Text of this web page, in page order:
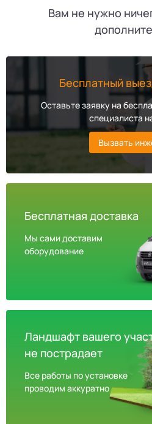
Вам не нужно
Бесплатный
Оставьте заявку на
специалиста
Вызвать
Бесплатная доставка
Мы сами доставим
оборудование
Ландшафт вашего
не пострадает
Все работы по установке
проводим аккуратно